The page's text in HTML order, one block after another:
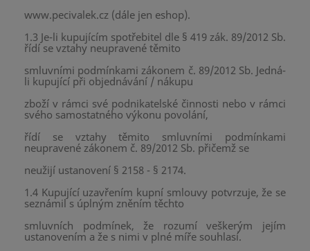
www.pecivalek.cz (dále jen eshop).
1.3 Je-li kupujícím spotřebitel dle § 419 zák. 89/2012 Sb.
řídí se vztahy neupravené těmito
smluvními podmínkami zákonem č. 89/2012 Sb. Jedná-
li kupující při objednávání / nákupu
zboží v rámci své podnikatelské činnosti nebo v rámci
svého samostatného výkonu povolání,
řídí se vztahy těmito smluvními podmínkami
neupravené zákonem č. 89/2012 Sb. přičemž se
neužijí ustanovení § 2158 - § 2174.
1.4 Kupující uzavřením kupní smlouvy potvrzuje, že se
seznámil s úplným zněním těchto
smluvních podmínek, že rozumí veškerým jejím
ustanovením a že s nimi v plné míře souhlasí.